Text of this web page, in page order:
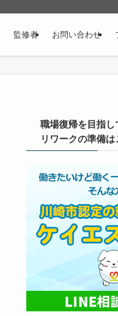
監修者 お問い合わせ
職場復帰を目指し
リワークの準備は